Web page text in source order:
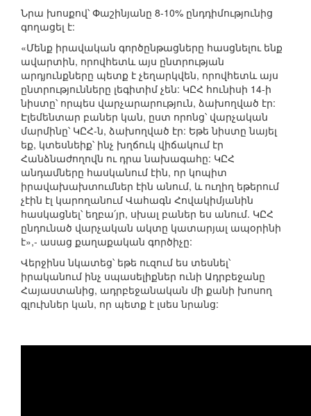
Նրա խոսքով՝ Փաշինյանը 8-10% ընդդիմությունից
գողացել է:
«Մենք իրավական գործընթացները հասցնելու ենք
ավարտին, որովհետև այս ընտրության
արդյունքները պետք է չեղարկվեն, որովհետև այս
ընտրությունները լեգիտիմ չեն: ԿԸՀ հունիսի 14-ի
նիստը՝ որպես վարչարարություն, ձախողված էր:
Էլեմենտար բաներ կան, ըստ որոնց՝ վարչական
մարմինը՝ ԿԸՀ-ն, ձախողված էր: Եթե նիստը նայել
եք, կտեսնեիք՝ ինչ խղճուկ վիճակում էր
Հանձնաժողովն ու դրա նախագահը: ԿԸՀ
անդամները հասկանում էին, որ կոպիտ
իրավախախտումներ էին անում, և ուղիղ եթերում
չէին էլ կարողանում Վահագն Հովակիմյանին
հասկացնել՝ եղբա՛յր, սխալ բաներ ես անում. ԿԸՀ
ընդունած վարչական ակտը կատարյալ ապօրինի
է»,- ասաց քաղաքական գործիչը:
Վերջինս նկատեց՝ եթե ուզում ես տեսնել՝
իրականում ինչ սպասելիքներ ունի Ադրբեջանը
Հայաստանից, ադրբեջանական մի քանի խոսող
գլուխներ կան, որ պետք է լսես նրանց: